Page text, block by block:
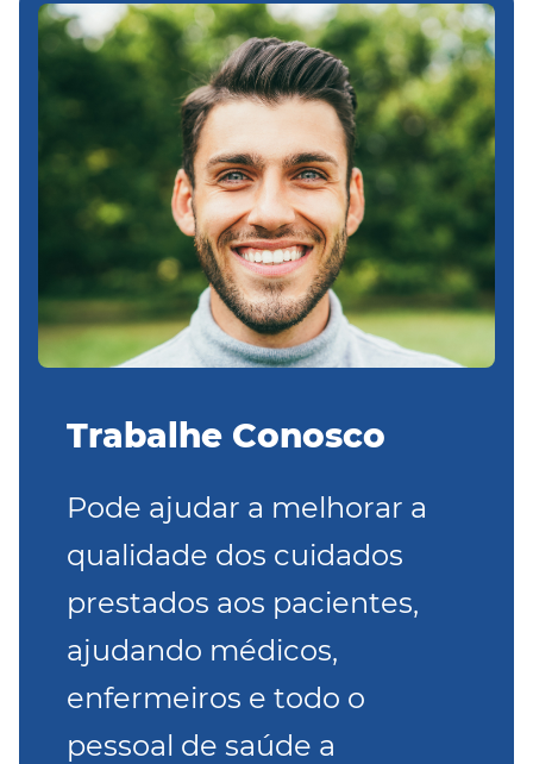
Trabalhe Conosco
Pode ajudar a melhorar a
qualidade dos cuidados
prestados aos pacientes,
ajudando médicos,
enfermeiros e todo o
pessoal de saúde a